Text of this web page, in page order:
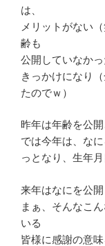
は、
メリットがない
齢も
公開していなか
きっかけになり
たのでｗ）
昨年は年齢を公
では今年は、な
っとなり、生年
来年はなにを公
まぁ、そんなこ
いる
皆様に感謝の意味